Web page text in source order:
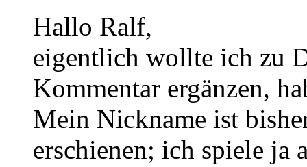
Hallo Ralf,
eigentlich wollte ich zu
Kommentar ergänzen,
Mein Nickname ist
erschienen; ich spiele ja